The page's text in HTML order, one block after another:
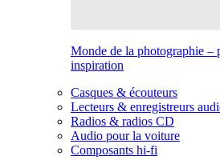
Monde de la photographie –
inspiration
Casques & écouteurs
Lecteurs & enregistreurs
Radios & radios CD
Audio pour la voiture
Composants hi-fi